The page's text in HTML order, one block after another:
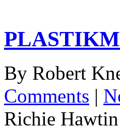
By Robert
Comments |
Richie